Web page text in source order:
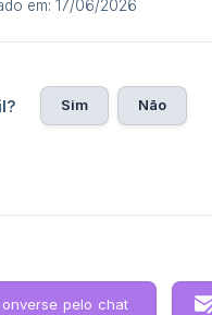
em: 17/06/2026
Sim Não
pelo chat